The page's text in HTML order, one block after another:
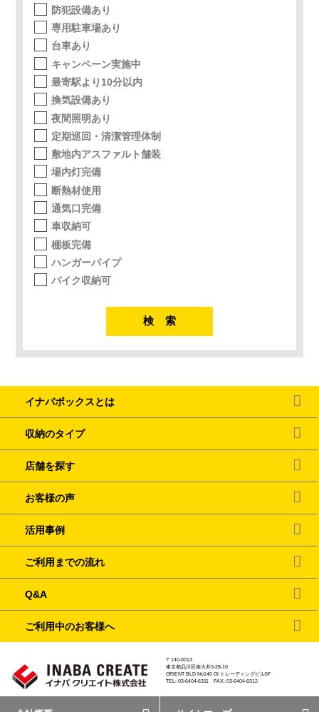
防犯設備あり
専用駐車場あり
台車あり
キャンペーン実施中
最寄駅より10分以内
換気設備あり
夜間照明あり
定期巡回・清潔管理体制
敷地内アスファルト舗装
場内灯完備
断熱材使用
通気口完備
車収納可
棚板完備
ハンガーパイプ
バイク収納可
イナバボックスとは
収納のタイプ
店舗を探す
お客様の声
活用事例
ご利用までの流れ
Q&A
ご利用中のお客様へ
〒140-0013
東京都品川区南大井3-28-10
ORIENT BLD No140 OI トレーディングビル5F
TEL: 03-6404-6311 FAX: 03-6404-6312